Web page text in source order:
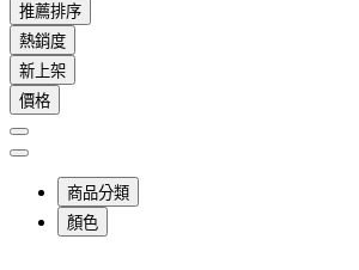
推薦排序
熱銷度
新上架
價格
商品分類
顏色